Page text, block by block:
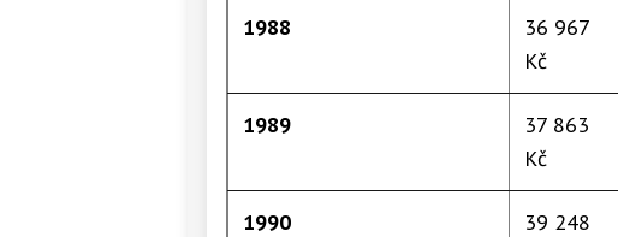
1988
36 967
Kč
1989
37 863
Kč
1990
39 248